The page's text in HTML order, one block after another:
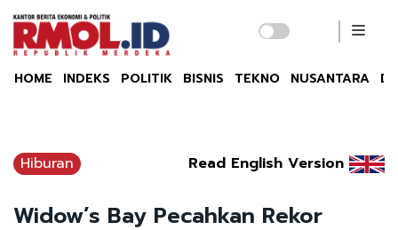
HOME INDEKS POLITIK BISNIS TEKNO NUSANTARA
Hiburan Read English Version
Widow’s Bay Pecahkan Rekor